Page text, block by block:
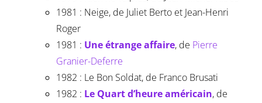
1981 : Neige, de Juliet Berto et Jean-Henri
Roger
1981 : Une étrange affaire, de Pierre
Granier-Deferre
1982 : Le Bon Soldat, de Franco Brusati
1982 : Le Quart d’heure américain, de